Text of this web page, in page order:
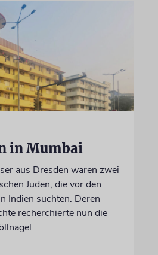
in Mumbai
aus Dresden waren zwei
Juden, die vor den
Indien suchten. Deren
recherchierte nun die